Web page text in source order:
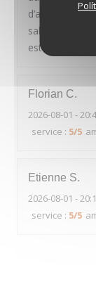
d’agneau
salée.
est-ce que
Florian C
2026-08-01 -
service : 5/5
Etienne S
2026-08-01 -
service : 5/5